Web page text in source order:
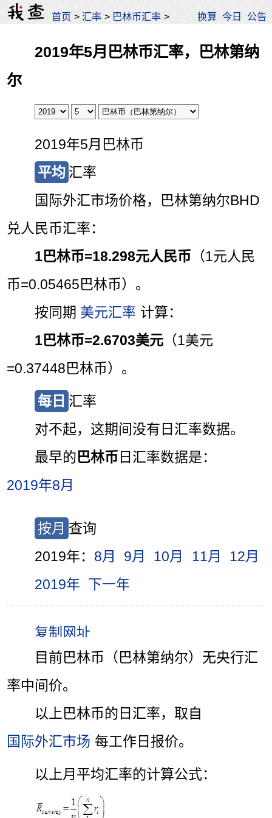
首页 >汇率 > 巴林币汇率 > 换算 今日 公告
2019年5月巴林币汇率，巴林第纳
尔
2019年5月巴林币
平均 汇率
国际外汇市场价格，巴林第纳尔BHD
兑人民币汇率：
1巴林币=18.298元人民币 （1元人民
币=0.05465巴林币）。
按同期 美元汇率 计算：
1巴林币=2.6703美元 （1美元
=0.37448巴林币）。
每日 汇率
对不起，这期间没有日汇率数据。
最早的 巴林币 日汇率数据是：
2019年8月
按月 查询
2019年： 8月 9月 10月 11月
12月
2019年 下一年
目前巴林币（巴林第纳尔）无央行汇
率中间价。
以上巴林币的日汇率，取自
国际外汇市场 每工作日报价。
以上月平均汇率的计算公式：